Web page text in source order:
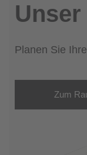
Planen Sie
Zum